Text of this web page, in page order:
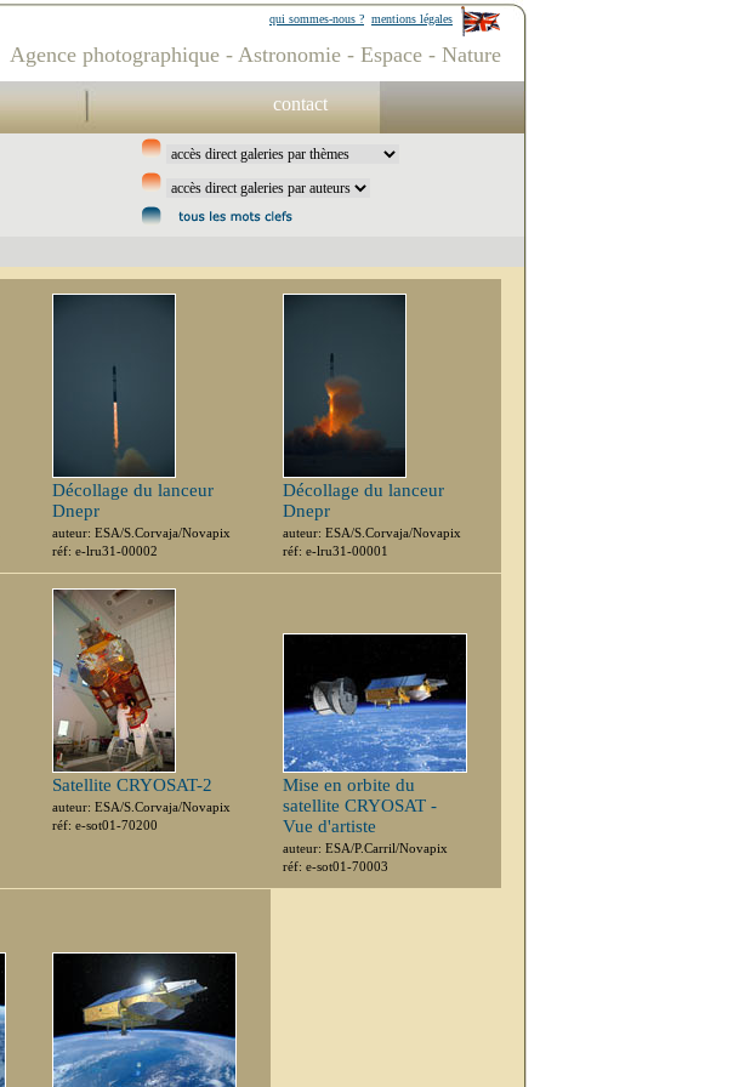
mentions légales
qui sommes-nous ?
Agence photographique - Astronomie - Espace - Nature
contact
Décollage du lanceur
Dnepr
auteur: ESA/S.Corvaja/Novapix
réf: e-lru31-00002
Décollage du lanceur
Dnepr
auteur: ESA/S.Corvaja/Novapix
réf: e-lru31-00001
Satellite CRYOSAT-2
auteur: ESA/S.Corvaja/Novapix
réf: e-sot01-70200
Mise en orbite du
satellite CRYOSAT -
Vue d'artiste
auteur: ESA/P.Carril/Novapix
réf: e-sot01-70003